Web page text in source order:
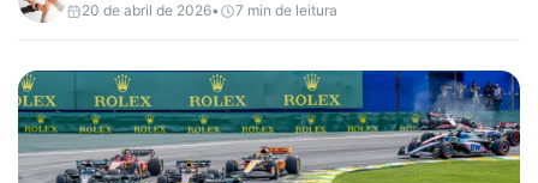
20 de abril de 2026• 7 min de leitura